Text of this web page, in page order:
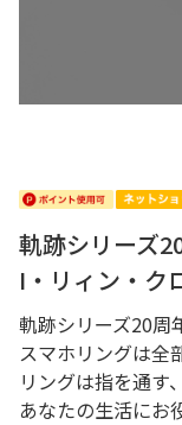
軌跡シリーズ
I・リィン・ク
軌跡シリーズ20周
スマホリングは全
リングは指を通す
あなたの生活にお